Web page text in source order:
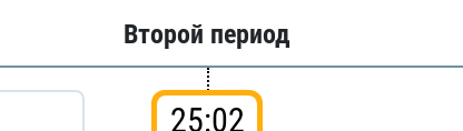
Второй период
25:02